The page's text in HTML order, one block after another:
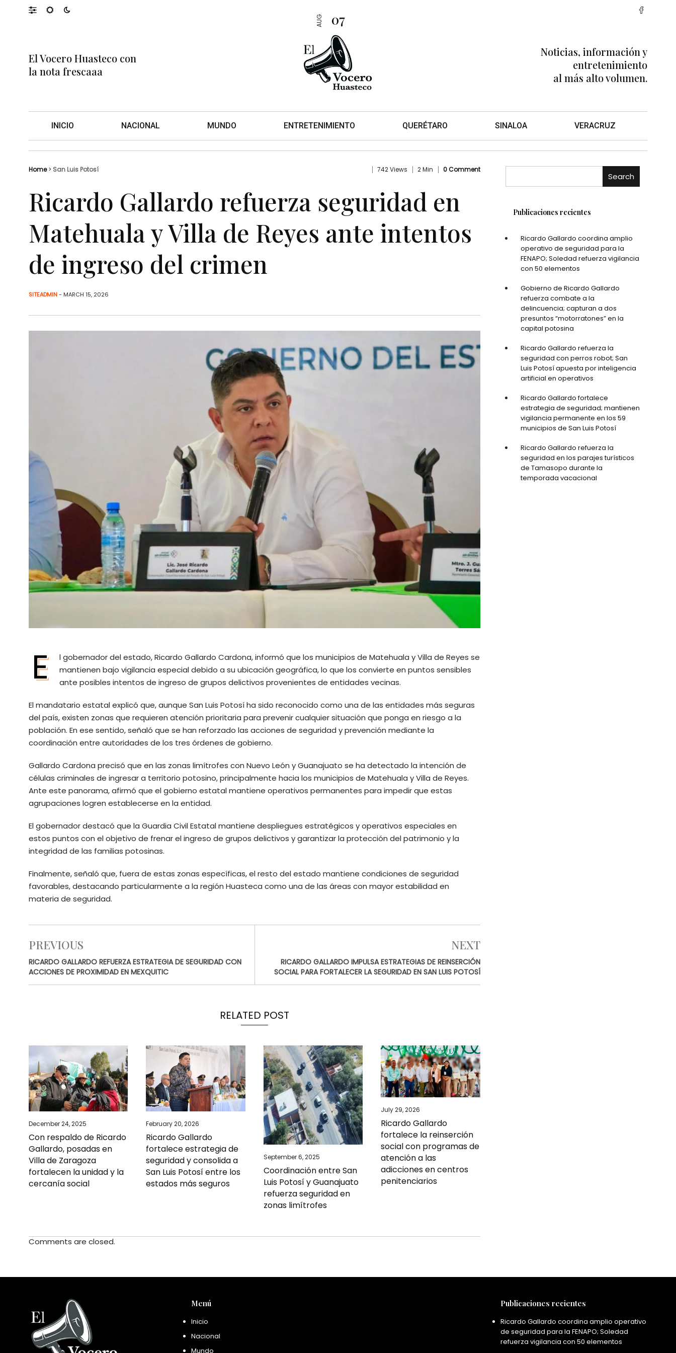
07
AUG
El Vocero Huasteco con
la nota frescaaa
Noticias, información y
entretenimiento
al más alto volumen.
INICIO NACIONAL MUNDO ENTRETENIMIENTO QUERÉTARO SINALOA VERACRUZ
Home> San Luis Potosí 742 Views 2 Min 0 Comment
Ricardo Gallardo refuerza seguridad en
Matehuala y Villa de Reyes ante intentos
de ingreso del crimen
SITEADMIN- MARCH 15, 2026
E
l gobernador del estado, Ricardo Gallardo Cardona, informó que los municipios de Matehuala y Villa de Reyes se
mantienen bajo vigilancia especial debido a su ubicación geográfica, lo que los convierte en puntos sensibles
ante posibles intentos de ingreso de grupos delictivos provenientes de entidades vecinas.
El mandatario estatal explicó que, aunque San Luis Potosí ha sido reconocido como una de las entidades más seguras
del país, existen zonas que requieren atención prioritaria para prevenir cualquier situación que ponga en riesgo a la
población. En ese sentido, señaló que se han reforzado las acciones de seguridad y prevención mediante la
coordinación entre autoridades de los tres órdenes de gobierno.
Gallardo Cardona precisó que en las zonas limítrofes con Nuevo León y Guanajuato se ha detectado la intención de
células criminales de ingresar a territorio potosino, principalmente hacia los municipios de Matehuala y Villa de Reyes.
Ante este panorama, afirmó que el gobierno estatal mantiene operativos permanentes para impedir que estas
agrupaciones logren establecerse en la entidad.
El gobernador destacó que la Guardia Civil Estatal mantiene despliegues estratégicos y operativos especiales en
estos puntos con el objetivo de frenar el ingreso de grupos delictivos y garantizar la protección del patrimonio y la
integridad de las familias potosinas.
Finalmente, señaló que, fuera de estas zonas específicas, el resto del estado mantiene condiciones de seguridad
favorables, destacando particularmente a la región Huasteca como una de las áreas con mayor estabilidad en
materia de seguridad.
PREVIOUS
RICARDO GALLARDO REFUERZA ESTRATEGIA DE SEGURIDAD CON
ACCIONES DE PROXIMIDAD EN MEXQUITIC
NEXT
RICARDO GALLARDO IMPULSA ESTRATEGIAS DE REINSERCIÓN
SOCIAL PARA FORTALECER LA SEGURIDAD EN SAN LUIS POTOSÍ
RELATED POST
December 24, 2025
Con respaldo de Ricardo
Gallardo, posadas en
Villa de Zaragoza
fortalecen la unidad y la
cercanía social
February 20, 2026
Ricardo Gallardo
fortalece estrategia de
seguridad y consolida a
San Luis Potosí entre los
estados más seguros
September 6, 2025
Coordinación entre San
Luis Potosí y Guanajuato
refuerza seguridad en
zonas limítrofes
July 29, 2026
Ricardo Gallardo
fortalece la reinserción
social con programas de
atención a las
adicciones en centros
penitenciarios
Comments are closed.
Search
Publicaciones recientes
Ricardo Gallardo coordina amplio
operativo de seguridad para la
FENAPO; Soledad refuerza vigilancia
con 50 elementos
Gobierno de Ricardo Gallardo
refuerza combate a la
delincuencia; capturan a dos
presuntos “motorratones” en la
capital potosina
Ricardo Gallardo refuerza la
seguridad con perros robot; San
Luis Potosí apuesta por inteligencia
artificial en operativos
Ricardo Gallardo fortalece
estrategia de seguridad; mantienen
vigilancia permanente en los 59
municipios de San Luis Potosí
Ricardo Gallardo refuerza la
seguridad en los parajes turísticos
de Tamasopo durante la
temporada vacacional
Menú
Inicio
Nacional
Mundo
Publicaciones recientes
Ricardo Gallardo coordina amplio operativo
de seguridad para la FENAPO; Soledad
refuerza vigilancia con 50 elementos